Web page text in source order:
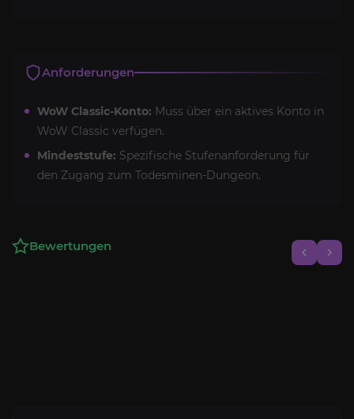
Anforderungen
WoW Classic-Konto: Muss über ein aktives Konto in
WoW Classic verfügen.
Mindeststufe: Spezifische Stufenanforderung für
den Zugang zum Todesminen-Dungeon.
Bewertungen